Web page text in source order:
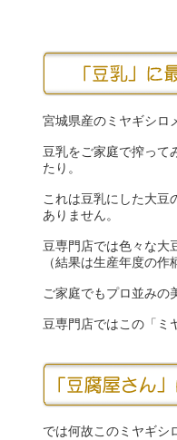
宮城県産のミヤギシロ
豆乳をご家庭で搾って
たり。
これは豆乳にした大豆
ありません。
豆専門店では色々な大
（結果は生産年度の作
ご家庭でもプロ並みの
豆専門店ではこの「ミ
では何故このミヤギシ